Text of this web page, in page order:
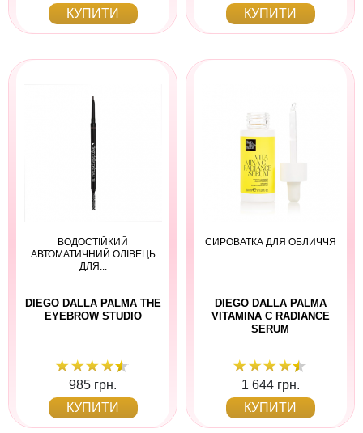
КУПИТИ КУПИТИ
ВОДОСТІЙКИЙ
АВТОМАТИЧНИЙ ОЛІВЕЦЬ
ДЛЯ...
DIEGO DALLA PALMA THE
EYEBROW STUDIO
985 грн.
КУПИТИ
СИРОВАТКА ДЛЯ ОБЛИЧЧЯ
DIEGO DALLA PALMA
VITAMINA C RADIANCE
SERUM
1 644 грн.
КУПИТИ